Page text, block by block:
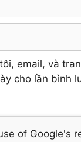
email, và
cho lần bình
of Google's